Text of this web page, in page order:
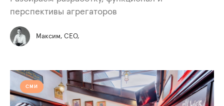
перспективы агрегаторов
Максим, СЕО,
СМИ